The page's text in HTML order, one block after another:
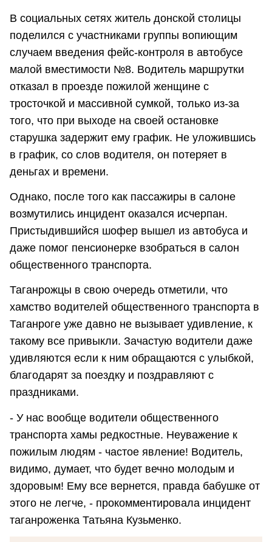
В социальных сетях житель донской столицы
поделился с участниками группы вопиющим
случаем введения фейс-контроля в автобусе
малой вместимости №8. Водитель маршрутки
отказал в проезде пожилой женщине с
тросточкой и массивной сумкой, только из-за
того, что при выходе на своей остановке
старушка задержит ему график. Не уложившись
в график, со слов водителя, он потеряет в
деньгах и времени.
Однако, после того как пассажиры в салоне
возмутились инцидент оказался исчерпан.
Пристыдившийся шофер вышел из автобуса и
даже помог пенсионерке взобраться в салон
общественного транспорта.
Таганрожцы в свою очередь отметили, что
хамство водителей общественного транспорта в
Таганроге уже давно не вызывает удивление, к
такому все привыкли. Зачастую водители даже
удивляются если к ним обращаются с улыбкой,
благодарят за поездку и поздравляют с
праздниками.
- У нас вообще водители общественного
транспорта хамы редкостные. Неуважение к
пожилым людям - частое явление! Водитель,
видимо, думает, что будет вечно молодым и
здоровым! Ему все вернется, правда бабушке от
этого не легче, - прокомментировала инцидент
таганроженка Татьяна Кузьменко.